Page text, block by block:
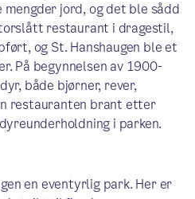
mengder jord, og det ble sådd
restaurant i dragestil,
og St. Hanshaugen ble et
På begynnelsen av 1900-
både bjørner, rever,
restauranten brant etter
i parken.
en eventyrlig park. Her er